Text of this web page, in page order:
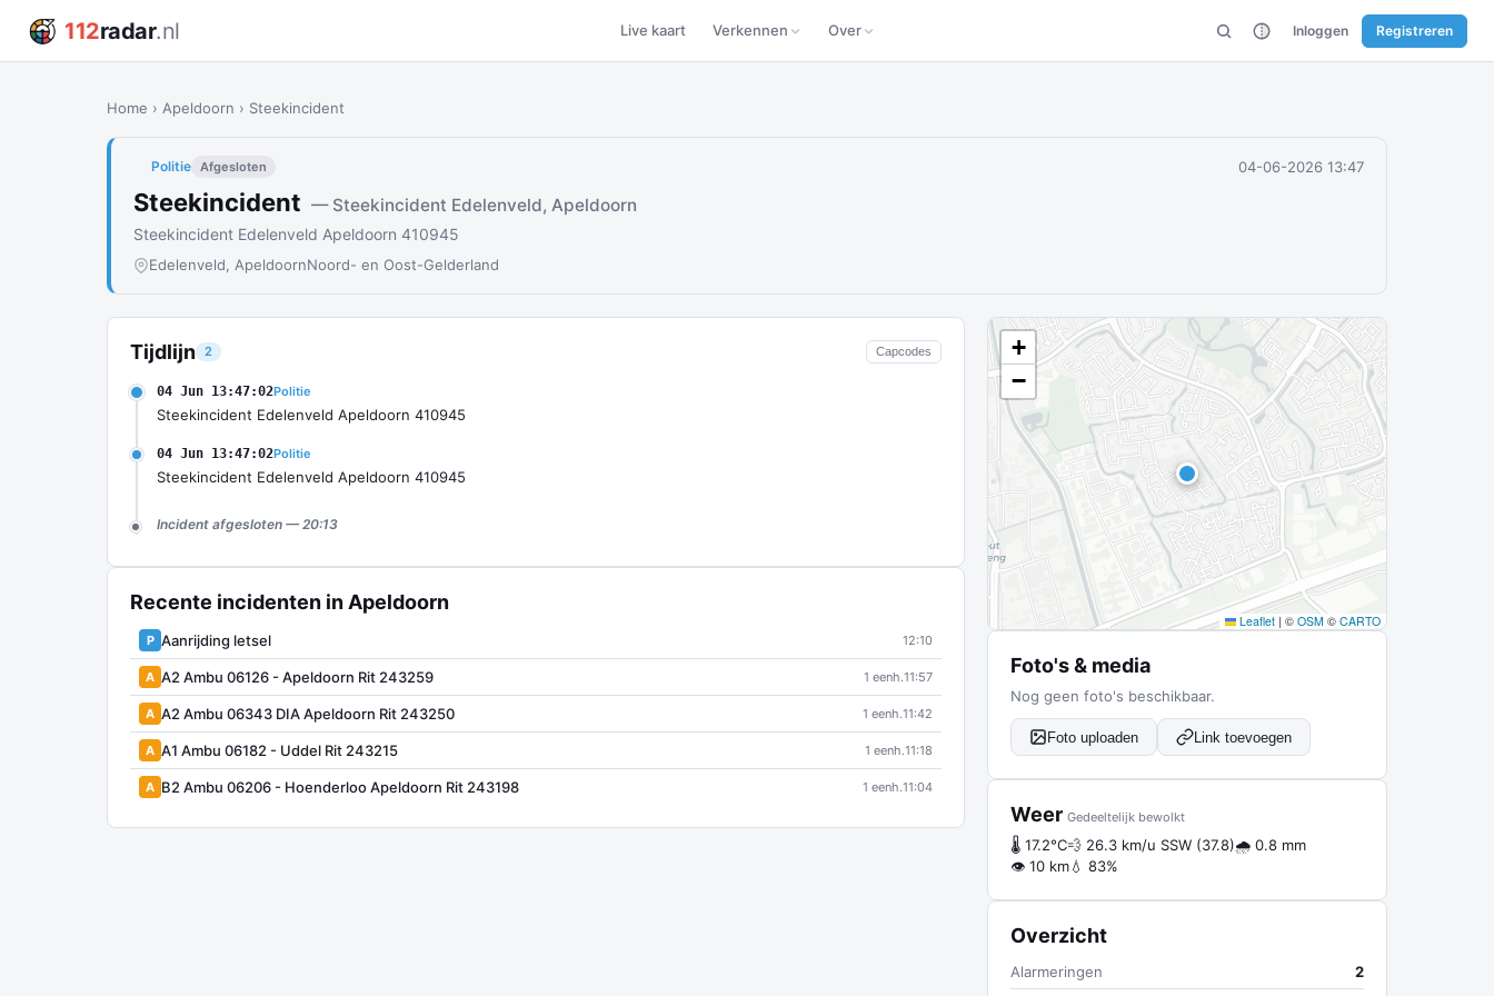
112radar.nl Live kaart Verkennen Over Inloggen Registreren
Home › Apeldoorn › Steekincident
Politie Afgesloten 04-06-2026 13:47
Steekincident — Steekincident Edelenveld, Apeldoorn
Steekincident Edelenveld Apeldoorn 410945
Edelenveld, ApeldoornNoord- en Oost-Gelderland
Tijdlijn 2 Capcodes
04 Jun 13:47:02Politie
Steekincident Edelenveld Apeldoorn 410945
04 Jun 13:47:02Politie
Steekincident Edelenveld Apeldoorn 410945
Incident afgesloten — 20:13
Recente incidenten in Apeldoorn
P Aanrijding letsel 12:10
A A2 Ambu 06126 - Apeldoorn Rit 243259 1 eenh.11:57
A A2 Ambu 06343 DIA Apeldoorn Rit 243250 1 eenh.11:42
A A1 Ambu 06182 - Uddel Rit 243215 1 eenh.11:18
A B2 Ambu 06206 - Hoenderloo Apeldoorn Rit 243198 1 eenh.11:04
+
−
Leaflet | © OSM © CARTO
Foto's & media
Nog geen foto's beschikbaar.
Foto uploaden Link toevoegen
Weer Gedeeltelijk bewolkt
🌡 17.2°C💨 26.3 km/u SSW (37.8)🌧 0.8 mm
👁 10 km💧 83%
Overzicht
Alarmeringen 2